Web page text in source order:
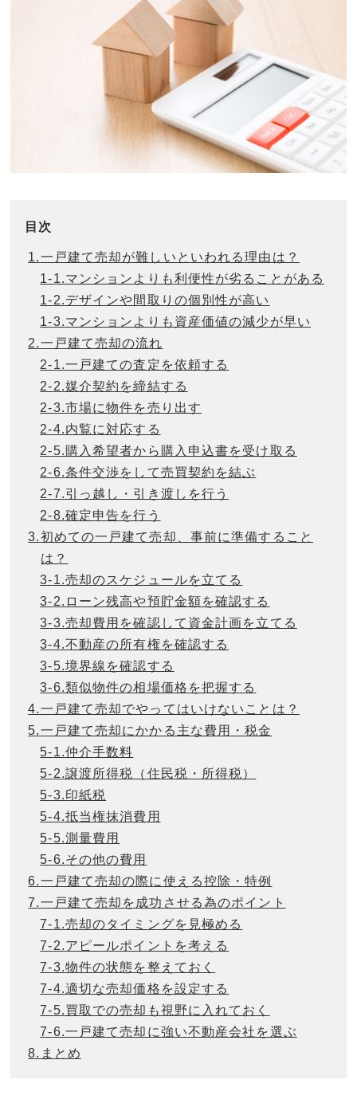
目次
1.一戸建て売却が難しいといわれる理由は？
1-1.マンションよりも利便性が劣ることがある
1-2.デザインや間取りの個別性が高い
1-3.マンションよりも資産価値の減少が早い
2.一戸建て売却の流れ
2-1.一戸建ての査定を依頼する
2-2.媒介契約を締結する
2-3.市場に物件を売り出す
2-4.内覧に対応する
2-5.購入希望者から購入申込書を受け取る
2-6.条件交渉をして売買契約を結ぶ
2-7.引っ越し・引き渡しを行う
2-8.確定申告を行う
3.初めての一戸建て売却、事前に準備すること
は？
3-1.売却のスケジュールを立てる
3-2. ローン残高や預貯金額を確認する
3-3.売却費用を確認して資金計画を立てる
3-4.不動産の所有権を確認する
3-5.境界線を確認する
3-6.類似物件の相場価格を把握する
4.一戸建て売却でやってはいけないことは？
5.一戸建て売却にかかる主な費用・税金
5-1.仲介手数料
5-2.譲渡所得税（住民税・所得税）
5-3.印紙税
5-4.抵当権抹消費用
5-5.測量費用
5-6.その他の費用
6.一戸建て売却の際に使える控除・特例
7.一戸建て売却を成功させる為のポイント
7-1.売却のタイミングを見極める
7-2.アピールポイントを考える
7-3.物件の状態を整えておく
7-4.適切な売却価格を設定する
7-5.買取での売却も視野に入れておく
7-6.一戸建て売却に強い不動産会社を選ぶ
8. まとめ